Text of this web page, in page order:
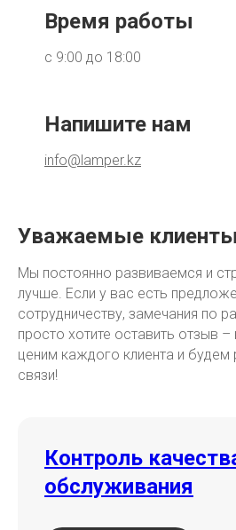
Время работы
с 9:00 до 18:00
Напишите нам
info@lamper.kz
Уважаемые
Мы постоянно развиваемся и
лучше. Если у вас есть
сотрудничеству, замечания по
просто хотите оставить отзыв
ценим каждого клиента и
связи!
Контроль
обслуживания